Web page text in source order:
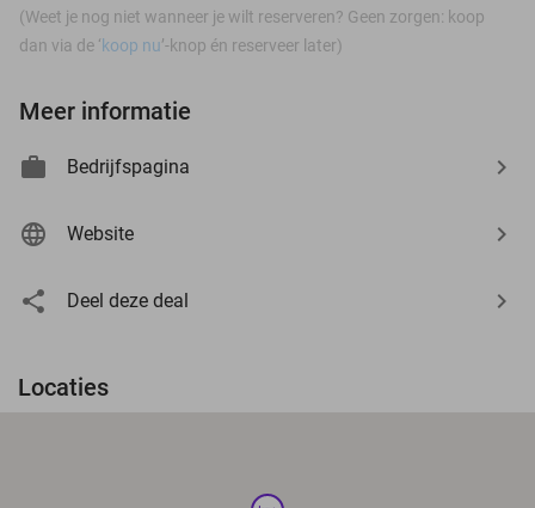
(Weet je nog niet wanneer je wilt reserveren? Geen zorgen: koop
dan via de ‘koop nu’-knop én reserveer later)
Meer informatie
Bedrijfspagina
Website
Deel deze deal
Locaties